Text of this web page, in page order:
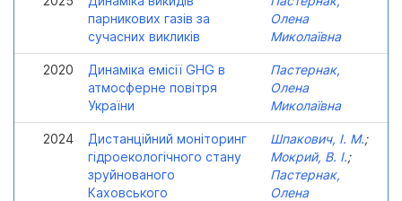
парникових газів за
cучасних викликів
Олена
Миколаївна
2020
Динаміка емісії GHG в
атмосферне повітря
України
Пастернак,
Олена
Миколаївна
2024
Дистанційний моніторинг
гідроекологічного стану
зруйнованого
Каховського
Шпакович, І. М.;
Мокрий, В. І.;
Пастернак,
Олена